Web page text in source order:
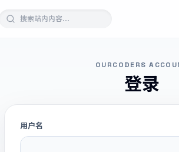
OURCODERS
登录
用户名